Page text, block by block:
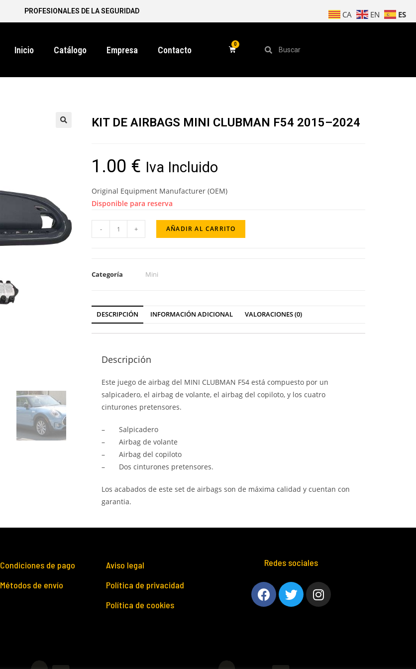
PROFESIONALES DE LA SEGURIDAD
Inicio Catálogo Empresa Contacto
KIT DE AIRBAGS MINI CLUBMAN F54 2015–2024
1.00 € Iva Incluido
Original Equipment Manufacturer (OEM)
Disponible para reserva
- + AÑADIR AL CARRITO
Categoría Mini
DESCRIPCIÓN INFORMACIÓN ADICIONAL VALORACIONES (0)
Descripción
Este juego de airbag del MINI CLUBMAN F54 está compuesto por un
salpicadero, el airbag de volante, el airbag del copiloto, y los cuatro
cinturones pretensores.
– Salpicadero
– Airbag de volante
– Airbag del copiloto
– Dos cinturones pretensores.
Los acabados de este set de airbags son de máxima calidad y cuentan con
garantia.
Condiciones de pago
Métodos de envío
Aviso legal
Política de privacidad
Política de cookies
Redes sociales
CA EN ES